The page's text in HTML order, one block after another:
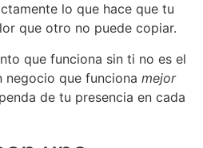
lo que hace que tu
que otro no puede copiar.
que funciona sin ti no es el
que funciona mejor
de tu presencia en cada